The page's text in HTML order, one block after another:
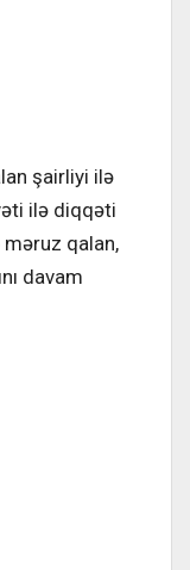
şairliyi ilə
ilə diqqəti
qalan,
davam